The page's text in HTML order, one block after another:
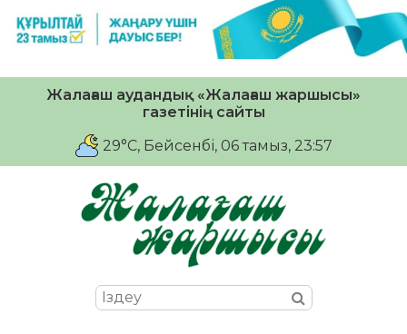
Жалағаш аудандық «Жалағаш жаршысы»
газетінің сайты
29°C, Бейсенбі, 06 тамыз, 23:57